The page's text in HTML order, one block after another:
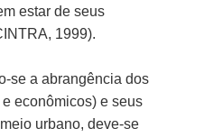
estar de seus
1999).
se a abrangência dos
econômicos) e seus
urbano, deve-se